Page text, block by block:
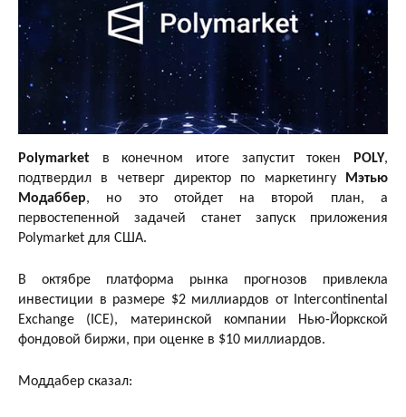
Polymarket в конечном итоге запустит токен POLY,
подтвердил в четверг директор по маркетингу
Мэтью
Модаббер, но это отойдет на второй план, а
первостепенной задачей станет запуск приложения
Polymarket для США.
В октябре платформа рынка прогнозов привлекла
инвестиции в размере $2 миллиардов от Intercontinental
Exchange (ICE), материнской компании Нью-Йоркской
фондовой биржи, при оценке в $10 миллиардов.
Моддабер сказал: